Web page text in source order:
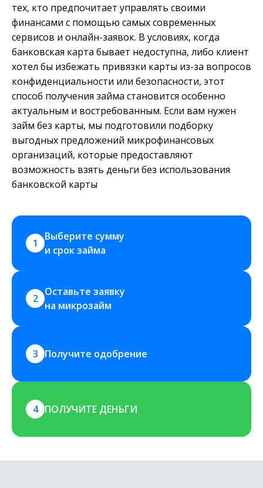
тех, кто предпочитает управлять своими
финансами с помощью самых современных
сервисов и онлайн-заявок. В условиях, когда
банковская карта бывает недоступна, либо клиент
хотел бы избежать привязки карты из-за вопросов
конфиденциальности или безопасности, этот
способ получения займа становится особенно
актуальным и востребованным. Если вам нужен
займ без карты, мы подготовили подборку
выгодных предложений микрофинансовых
организаций, которые предоставляют
возможность взять деньги без использования
банковской карты
1
Выберите сумму
и срок займа
2
Оставьте заявку
на микрозайм
3 Получите одобрение
4 ПОЛУЧИТЕ ДЕНЬГИ